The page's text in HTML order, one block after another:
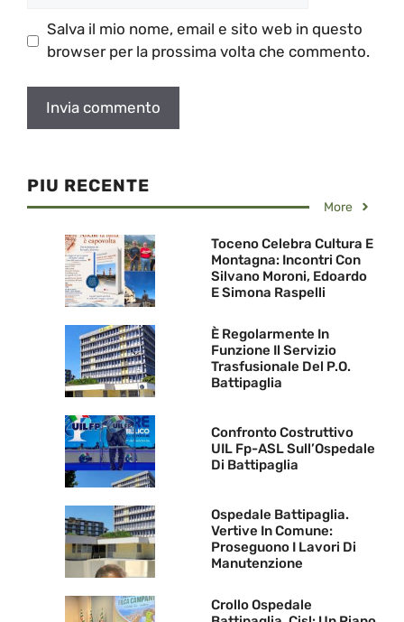
Salva il mio nome, email e sito web in questo
browser per la prossima volta che commento.
PIU RECENTE
More
Toceno Celebra Cultura E
Montagna: Incontri Con
Silvano Moroni, Edoardo
E Simona Raspelli
È Regolarmente In
Funzione Il Servizio
Trasfusionale Del P.O.
Battipaglia
Confronto Costruttivo
UIL Fp-ASL Sull’Ospedale
Di Battipaglia
Ospedale Battipaglia.
Vertive In Comune:
Proseguono I Lavori Di
Manutenzione
Crollo Ospedale